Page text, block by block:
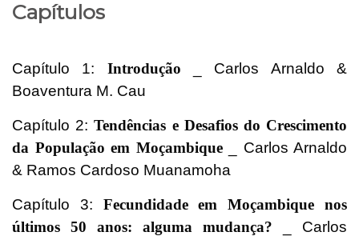
Capítulos
Capítulo 1: Introdução
_ Carlos Arnaldo &
Boaventura M. Cau
Capítulo 2:Tendências e Desafios do Crescimento
da População em Moçambique_ Carlos Arnaldo
& Ramos Cardoso Muanamoha
Capítulo 3: Fecundidade em Moçambique nos
últimos 50 anos: alguma mudança? _ Carlos